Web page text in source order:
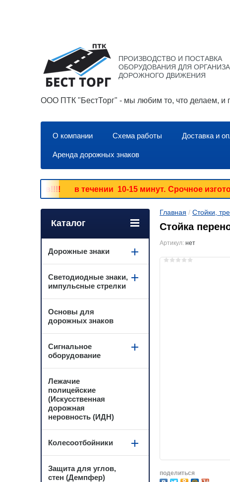
ПРОИЗВОДСТВО И ПОСТАВКА
ОБОРУДОВАНИЯ ДЛЯ
ДОРОЖНОГО ДВИЖЕНИЯ
ООО ПТК "БестТорг" - мы любим то, что делаем, и
О компании Схема работы Доставка и
Аренда дорожных знаков
знаков!!!! в течении 10-15 минут. Срочное
Главная / Стойки,
Стойка
Артикул: нет
поделиться
Каталог
Дорожные знаки
Светодиодные знаки,
импульсные стрелки
Основы для
дорожных знаков
Сигнальное
оборудование
Лежачие
полицейские
(Искусственная
дорожная
неровность (ИДН)
Колесоотбойники
Защита для углов,
стен (Демпфер)